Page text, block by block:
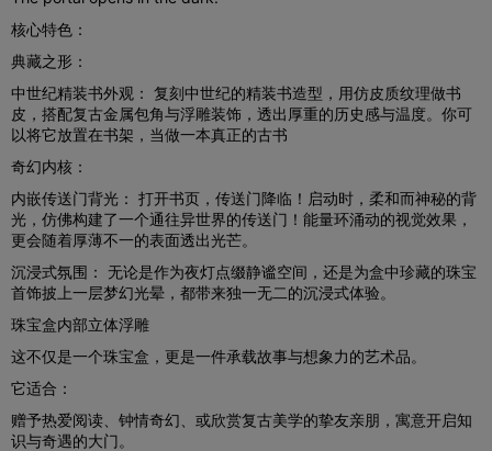
核心特色：
典藏之形：
中世纪精装书外观： 复刻中世纪的精装书造型，用仿皮质纹理做书
皮，搭配复古金属包角与浮雕装饰，透出厚重的历史感与温度。你可
以将它放置在书架，当做一本真正的古书
奇幻内核：
内嵌传送门背光： 打开书页，传送门降临！启动时，柔和而神秘的背
光，仿佛构建了一个通往异世界的传送门！能量环涌动的视觉效果，
更会随着厚薄不一的表面透出光芒。
沉浸式氛围： 无论是作为夜灯点缀静谧空间，还是为盒中珍藏的珠宝
首饰披上一层梦幻光晕，都带来独一无二的沉浸式体验。
珠宝盒内部立体浮雕
这不仅是一个珠宝盒，更是一件承载故事与想象力的艺术品。
它适合：
赠予热爱阅读、钟情奇幻、或欣赏复古美学的挚友亲朋，寓意开启知
识与奇遇的大门。